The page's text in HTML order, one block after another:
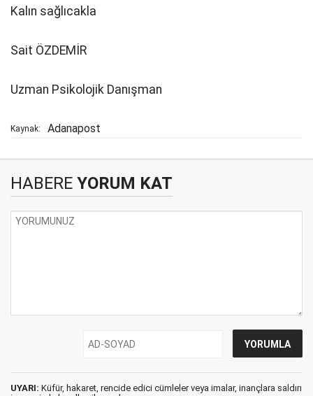
Kalın sağlıcakla
Sait ÖZDEMİR
Uzman Psikolojik Danışman
Kaynak: Adanapost
HABERE YORUM KAT
UYARI: Küfür, hakaret, rencide edici cümleler veya imalar, inançlara saldırı